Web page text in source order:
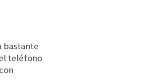
bastante
teléfono